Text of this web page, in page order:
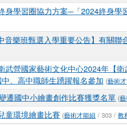
身學習圈協力方案─「2024終身學
音樂班甄選入學重要公告】有關聯
武營國家藝術文化中心2024年【
、高中職師生踴躍報名參加 (藝術
遷國中小繪畫創作比賽獲獎名單 (
童環境繪畫比賽 (藝術才能組 / 303 /教